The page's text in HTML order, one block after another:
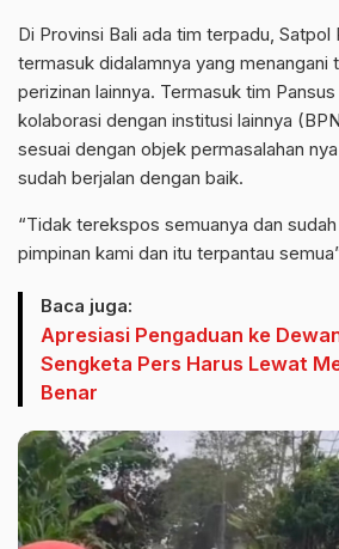
Di Provinsi Bali ada tim terpadu, Satpol
termasuk didalamnya yang menangani
perizinan lainnya. Termasuk tim
kolaborasi dengan institusi lainnya
sesuai dengan objek permasalahan
sudah berjalan dengan baik.
“Tidak terekspos semuanya dan
pimpinan kami dan itu terpantau
Baca juga:
Apresiasi Pengaduan ke
Sengketa Pers Harus Lewat
Benar